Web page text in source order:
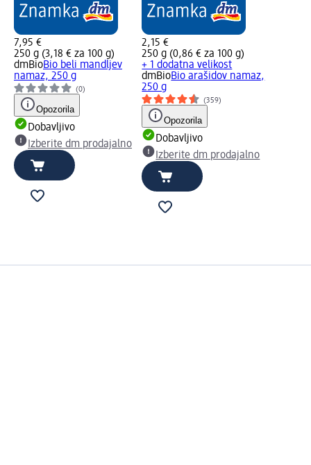
7,95 €
250 g (3,18 € za 100 g)
dmBioBio beli mandljev
namaz, 250 g
(0)
Opozorila
Dobavljivo
Izberite dm prodajalno
2,15 €
250 g (0,86 € za 100 g)
+ 1 dodatna velikost
dmBioBio arašidov namaz,
250 g
(359)
Opozorila
Dobavljivo
Izberite dm prodajalno